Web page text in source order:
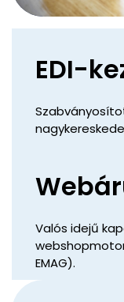
EDI-
Valós idejű
EMAG).